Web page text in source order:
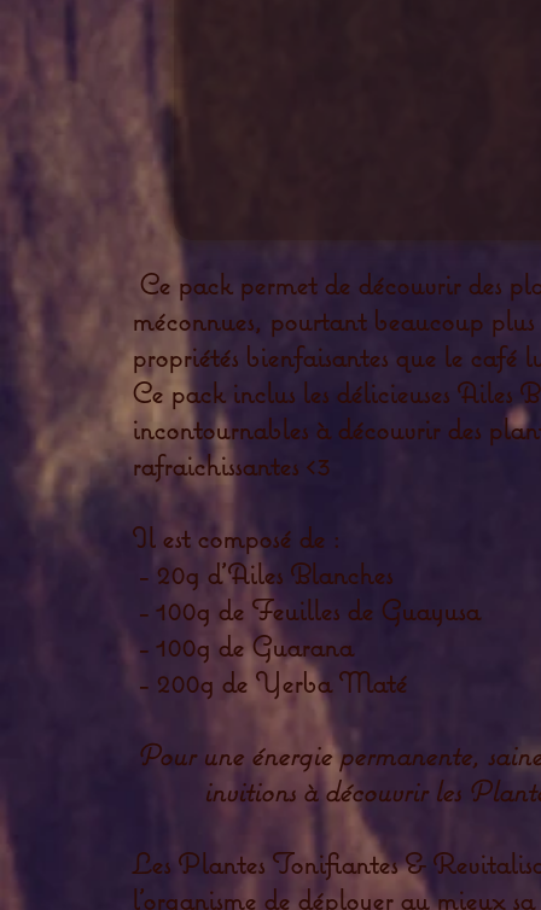
Ce pack permet de découvrir des
méconnues, pourtant beaucoup
propriétés bienfaisantes que le café
Ce pack inclus les délicieuses Ailes
incontournables à découvrir des
rafraichissantes <3
Il est composé de :
- 20g d'Ailes Blanches
- 100g de Feuilles de Guayusa
- 100g de Guarana
- 200g de Yerba Maté
Pour une énergie permanente,
invitions à découvrir les
Les Plantes Tonifiantes &
l'organisme de déployer au mieux